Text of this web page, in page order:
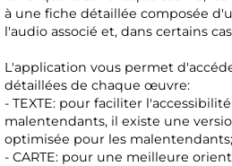
à une fiche détaillée composée
l'audio associé et, dans certains
L'application vous permet
détaillées de chaque œuvre:
- TEXTE: pour faciliter
malentendants, il existe une
optimisée pour les malentendants;
- CARTE: pour une meilleure